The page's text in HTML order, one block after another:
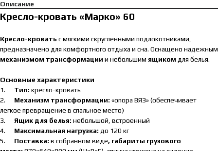
Описание
Кресло-кровать «Марко» 60
Кресло-кровать с мягкими скругленными подлокотниками,
предназначено для комфортного отдыха и сна. Оснащено надежным
механизмом трансформации и небольшим ящиком для белья.
Основные характеристики
1. Тип: кресло-кровать
2. Механизм трансформации: «опора ВЯЗ» (обеспечивает
легкое превращение в спальное место)
3. Ящик для белья: небольшой, встроенный
4. Максимальная нагрузка: до 120 кг
5. Поставка: в собранном виде, габариты грузового